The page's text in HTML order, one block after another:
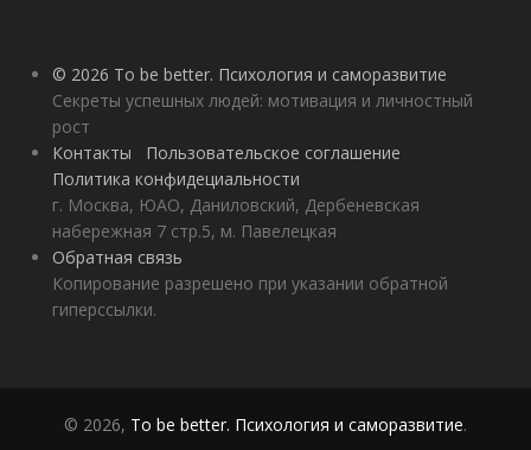
© 2026 To be better. Психология и саморазвитие
Секреты успешных людей: мотивация и личностный
рост
Контакты
Пользовательское соглашение
Политика конфидециальности
г. Москва, ЮАО, Даниловский, Дербеневская
набережная 7 стр.5, м. Павелецкая
Обратная связь
Копирование разрешено при указании обратной
гиперссылки.
© 2026, To be better. Психология и саморазвитие.